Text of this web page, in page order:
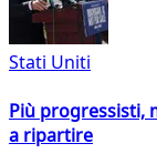
Stati Uniti
Più progressisti,
a ripartire